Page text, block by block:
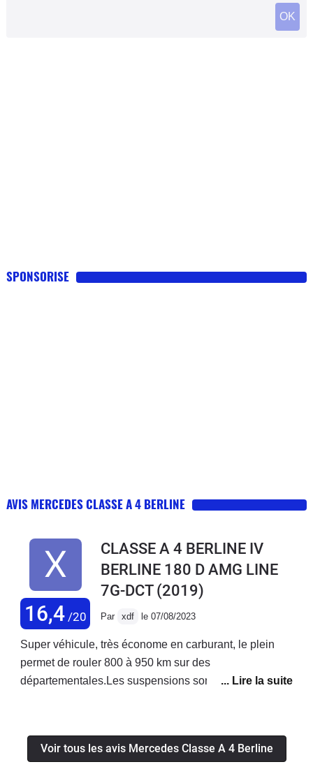
SPONSORISE
AVIS MERCEDES CLASSE A 4 BERLINE
16,4/20
CLASSE A 4 BERLINE IV
BERLINE 180 D AMG LINE
7G-DCT(2019)
Par xdf le 07/08/2023
Super véhicule, très économe en carburant, le plein
permet de rouler 800 à 950 km sur des
départementales.Les suspensions sont confortables
qu'elle soit parfois un peu lente pour une conduite
"sport".La fonction auto-hold est un super atout, elle
Voir tous les avis Mercedes Classe A 4 Berline